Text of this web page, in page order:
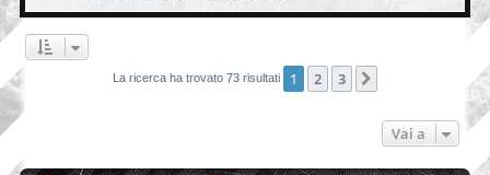
La ricerca ha trovato 73 risultati 1 2 3
Vai a